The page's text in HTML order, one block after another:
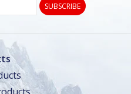
SUBSCRIBE